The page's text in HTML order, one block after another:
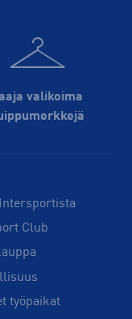
valikoima
Club
työpaikat